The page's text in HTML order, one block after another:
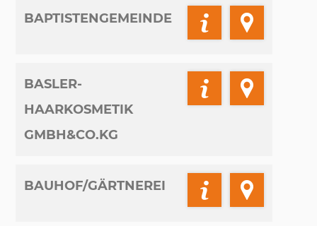
BAPTISTENGEMEINDE
BASLER-
HAARKOSMETIK
GMBH&CO.KG
BAUHOF/GÄRTNEREI